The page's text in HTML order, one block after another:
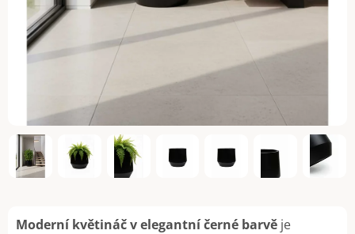
Moderní květináč v elegantní černé barvě je